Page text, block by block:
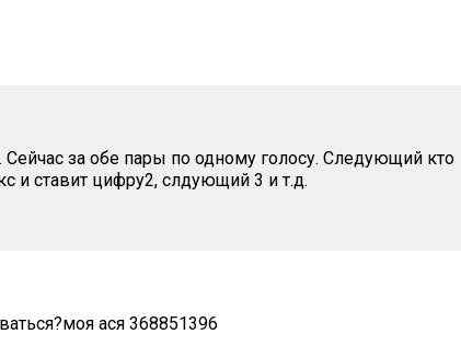
Сейчас за обе пары по одному голосу. Следующий кто
и ставит цифру2, слдующий 3 и т.д.
ася 368851396